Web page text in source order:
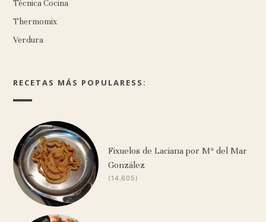
Técnica Cocina
Thermomix
Verdura
RECETAS MÁS POPULARESS:
Fixuelos de Laciana por Mª del Mar
González
(14.605)